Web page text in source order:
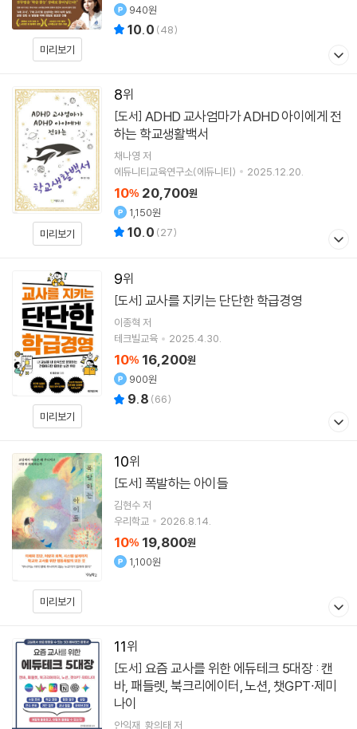
미리보기
940원
10.0 (48)
8
미리보기
[도서]
하는 학교생활백서
채나영 저
에듀니티교육연구소(에듀니티)
2025.12.20.
10% 20,700원
1,150원
10.0 (27)
9
미리보기
[도서] 교사를 지키는 단단한 학급경영
이종혁 저
테크빌교육
2025.4.30.
10% 16,200원
900원
9.8 (66)
10
미리보기
[도서] 폭발하는 아이들
김현수저
우리학교
2026.8.14.
10% 19,800원
1,100원
11
[도서]
바, 패들렛, 북크리에이터, 노션, 챗GPT∙제미
나이
안익재 황의태 저